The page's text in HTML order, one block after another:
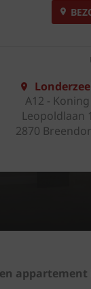
A12 - Koning
Leopoldlaan 1
2870
appartement